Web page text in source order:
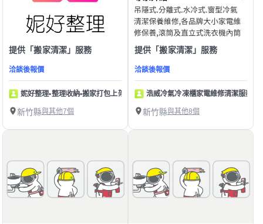
提供「搬家清潔」服務
洽談後報價
妮好整理•整理收納•搬家打包上架
新竹縣與其他7個
提供「搬家清潔」服務
洽談後報價
浩威冷氣冷凍櫃家電維修清潔服務站
新竹縣與其他8個